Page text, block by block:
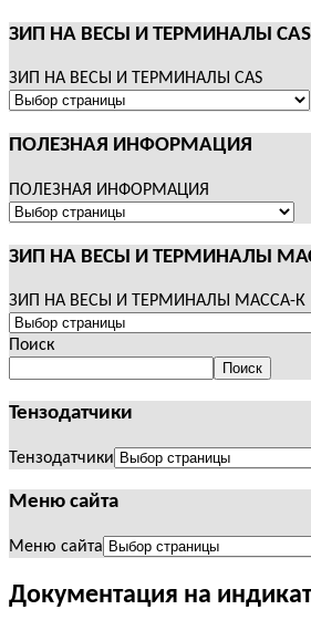
ЗИП НА ВЕСЫ И ТЕРМИНАЛЫ CAS
ЗИП НА ВЕСЫ И ТЕРМИНАЛЫ CAS
ПОЛЕЗНАЯ ИНФОРМАЦИЯ
ПОЛЕЗНАЯ ИНФОРМАЦИЯ
ЗИП НА ВЕСЫ И ТЕРМИНАЛЫ
ЗИП НА ВЕСЫ И ТЕРМИНАЛЫ МАССА-К
Поиск
Поиск
Тензодатчики
Тензодатчики
Меню сайта
Меню сайта
Документация на